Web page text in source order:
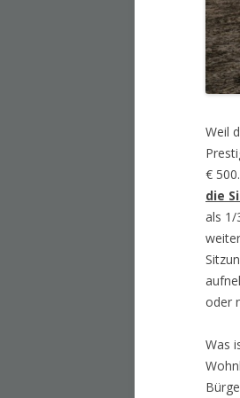
Weil
€
die
als 1/
oder
Was